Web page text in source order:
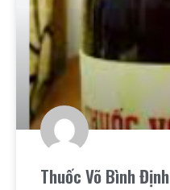
Thuốc Võ Bình Định